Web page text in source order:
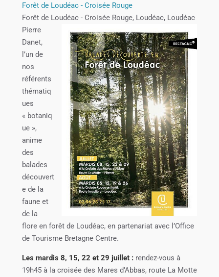
Forêt de Loudéac - Croisée Rouge
Forêt de Loudéac - Croisée Rouge, Loudéac, Loudéac
Pierre
Danet,
l’un de
nos
référents
thématiq
ues
« botaniq
ue »,
anime
des
balades
découvert
e de la
faune et
de la
flore en forêt de Loudéac, en partenariat avec l’Office
de Tourisme Bretagne Centre.
Les mardis 8, 15, 22 et 29 juillet :rendez-vous à
19h45 à la croisée des Mares d’Abbas, route La Motte